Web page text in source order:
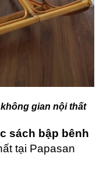
gian nội thất
sách bập bênh
tại Papasan